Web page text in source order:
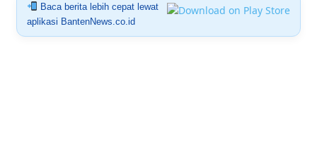
Baca berita lebih cepat lewat
aplikasi BantenNews.co.id